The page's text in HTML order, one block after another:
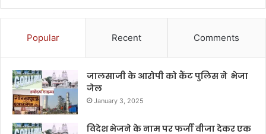
Popular Recent Comments
जालसाजी के आरोपी को कैंट पुलिस ने भेजा
जेल
January 3, 2025
विदेश भेजने के नाम पर फर्जी वीजा देकर एक